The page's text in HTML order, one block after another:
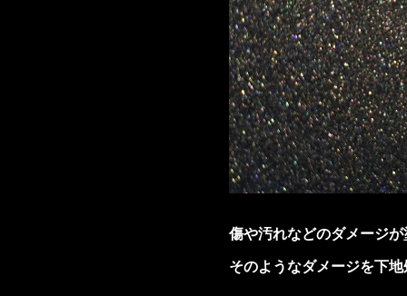
傷や汚れなどのダメージ
そのようなダメージを下